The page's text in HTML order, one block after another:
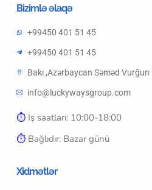
Bizimlə əlaqə
+99450 401 51 45
+99450 401 51 45
Bakı ,Azərbaycan Səməd
info@luckywaysgroup.com
⏱︎ İş saatları: 10:00-18:00
⏱︎ Bağlıdır: Bazar günü
Xidmətlər